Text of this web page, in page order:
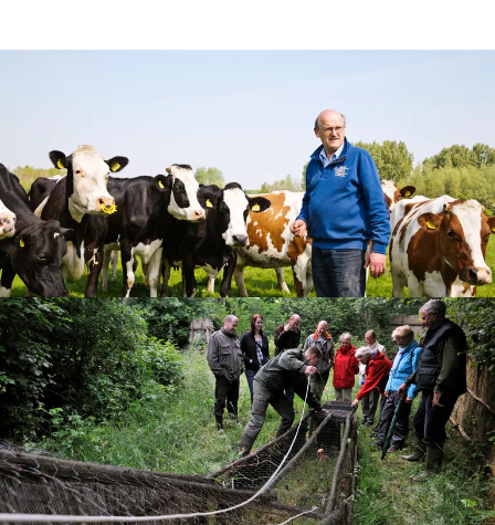
Boer en boswachter in
gesprek!
Midden-Delfland ligt ingeklemd tussen de grote
steden Rotterdam, Delft en Den-Haag en 2,5
miljoen inwoners. Dit landschap wordt gekenmerkt